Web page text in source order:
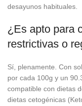
desayunos habituales.
¿Es apto para
restrictivas o
Sí, plenamente. Con
por cada 100g y un
compatible con dietas
dietas cetogénicas